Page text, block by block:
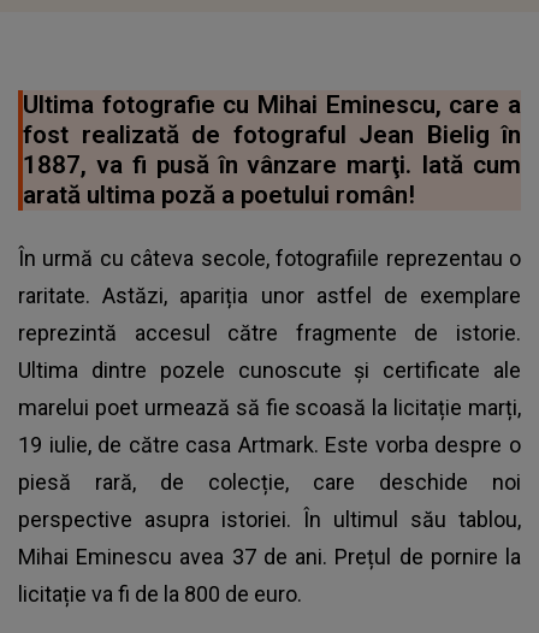
Ultima fotografie cu Mihai Eminescu, care a
fost realizată de fotograful Jean Bielig în
1887, va fi pusă în vânzare marţi. Iată cum
arată ultima poză a poetului român!
În urmă cu câteva secole, fotografiile reprezentau o
raritate. Astăzi, apariția unor astfel de exemplare
reprezintă accesul către fragmente de istorie.
Ultima dintre pozele cunoscute și certificate ale
marelui poet urmează să fie scoasă la licitație marți,
19 iulie, de către casa Artmark. Este vorba despre o
piesă rară, de colecție, care deschide noi
perspective asupra istoriei. În ultimul său tablou,
Mihai Eminescu avea 37 de ani. Prețul de pornire la
licitație va fi de la 800 de euro.